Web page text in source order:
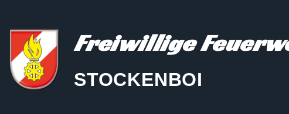
Freiwillige
STOCKENBOI